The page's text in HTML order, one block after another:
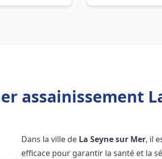
assainissement
Dans la ville de La Seyne sur Mer, il
efficace pour garantir la santé et la